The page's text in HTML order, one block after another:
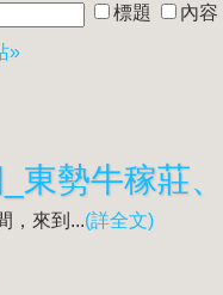
標題
內容
»
東勢牛稼莊
，來到...(詳全文)